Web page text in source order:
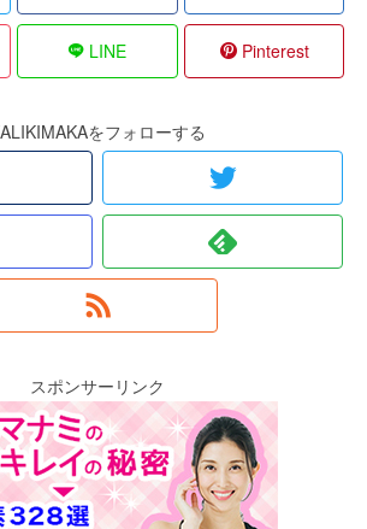
LINE Pinterest
をフォローする
スポンサーリンク